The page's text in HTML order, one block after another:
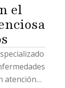
el
atención